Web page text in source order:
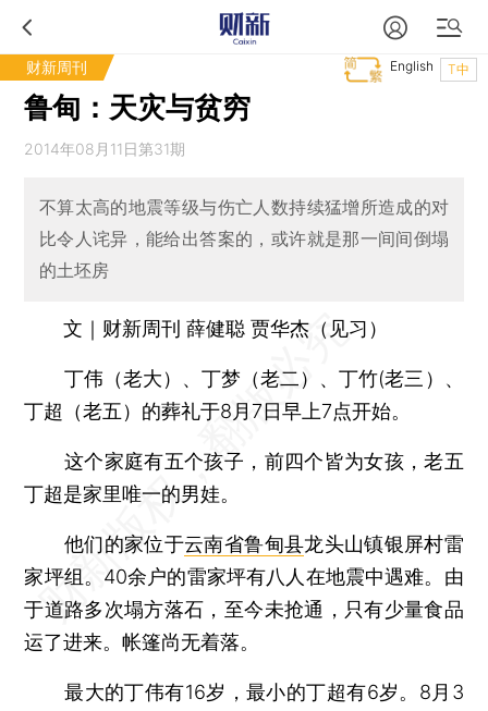
财新周刊 T中
English
鲁甸：天灾与贫穷
2014年08月11日第31期
不算太高的地震等级与伤亡人数持续猛增所造成的对
比令人诧异，能给出答案的，或许就是那一间间倒塌
的土坯房
文｜财新周刊 薛健聪 贾华杰（见习）
丁伟（老大）、丁梦（老二）、丁竹(老三）、
丁超（老五）的葬礼于8月7日早上7点开始。
这个家庭有五个孩子，前四个皆为女孩，老五
丁超是家里唯一的男娃。
他们的家位于云南省鲁甸县龙头山镇银屏村雷
家坪组。40余户的雷家坪有八人在地震中遇难。由
于道路多次塌方落石，至今未抢通，只有少量食品
运了进来。帐篷尚无着落。
最大的丁伟有16岁，最小的丁超有6岁。8月3